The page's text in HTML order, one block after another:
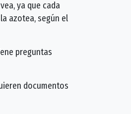
ya que cada
azotea, según el
preguntas
documentos